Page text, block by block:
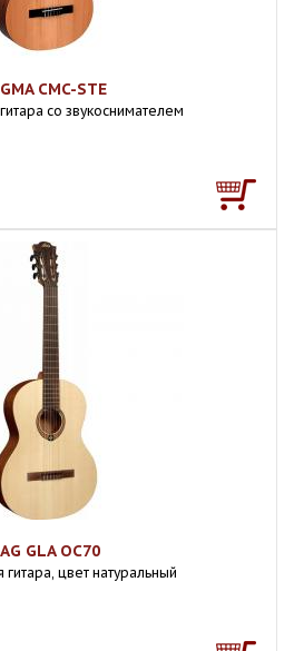
CMC-STE
со звукоснимателем
GLA OC70
гитара, цвет натуральный